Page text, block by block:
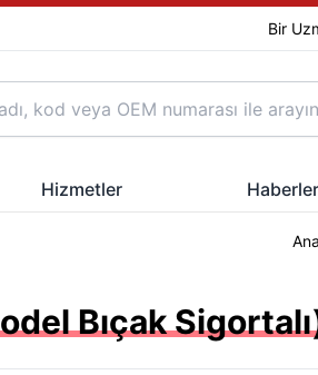
Bir
Hizmetler Haberler
Bıçak